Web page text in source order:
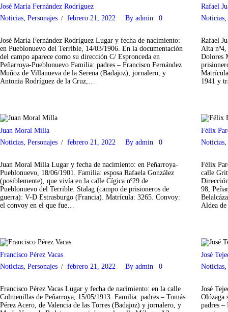
José María Fernández Rodríguez
Noticias Personajes febrero 21, 2022 Byadmin 0
José María Fernández Rodríguez Lugar y fecha de nacimiento:
en Pueblonuevo del Terrible, 14/03/1906. En la documentación
del campo aparece como su dirección C/ Espronceda en
Peñarroya-Pueblonuevo Familia: padres – Francisco Fernández
Muñoz de Villanueva de la Serena (Badajoz), jornalero, y
Antonia Rodríguez de la Cruz,…
Rafael
Noticias
Rafael
Alta
Dolores
1941 y
Juan Moral Milla
Noticias Personajes febrero 21, 2022 Byadmin 0
Juan Moral Milla Lugar y fecha de nacimiento: en Peñarroya-
Pueblonuevo, 18/06/1901. Familia: esposa Rafaela González
(posiblemente), que vivía en la calle Cígica nº29 de
Pueblonuevo del Terrible. Stalag (campo de prisioneros de
guerra): V-D Estrasburgo (Francia). Matrícula: 3265. Convoy:
el convoy en el que fue…
Félix
Noticias
Félix
calle
98,
Aldea
Francisco Pérez Vacas
Noticias, Personajes febrero 21, 2022 Byadmin 0
Francisco Pérez Vacas Lugar y fecha de nacimiento: en la calle
Colmenillas de Peñarroya, 15/05/1913. Familia: padres – Tomás
Pérez Acero, de Valencia de las Torres (Badajoz) y jornalero, y
José
Noticias,
José
Olózaga
padres –